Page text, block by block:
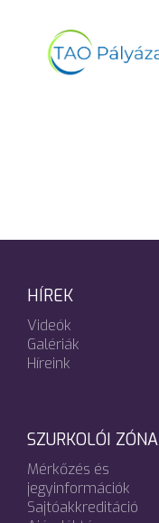
HÍREK
Videók
Galériák
Híreink
SZURKOLÓI ZÓNA
Mérkőzés és
jegyinformációk
Sajtóakkreditáció